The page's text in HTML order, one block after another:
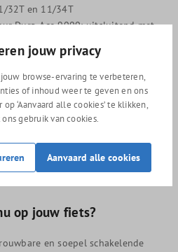
32T en 11/34T
Dura-Ace 9000: uitsluitend met
Dura-Ace R9100: uitsluitend met
11/30T, 12/25T en 14/28T.
GRX RX-810 (gravel): 11/30T,
GRX RX-815 Di2 (gravel): 11/30T,
fiets geschikt is? Neem dan
op jouw fiets?
en soepel schakelende
jouw privacy
browse-ervaring te verbeteren,
of inhoud weer te geven en ons
‘Aanvaard alle cookies’ te klikken,
gebruik van cookies.
Aanvaard alle cookies